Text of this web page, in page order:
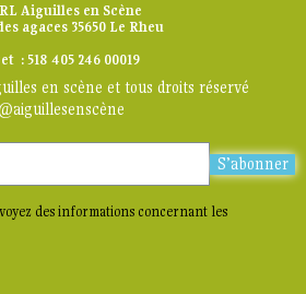
Aiguilles en Scène
agaces 35650 Le Rheu
: 518 405 246 00019
en scène et tous droits réservé
S’abonner
des informations concernant les